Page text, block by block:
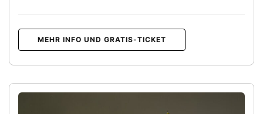
MEHR INFO UND GRATIS-TICKET